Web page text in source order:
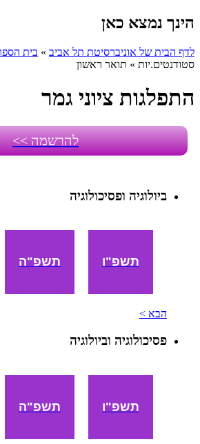
הינך נמצא כאן
לדף הבית של אוניברסיטת תל אביב » בית
סטודנטים.יות » תואר ראשון
התפלגות ציוני גמר
להרשמה >>
ביולוגיה ופסיכולוגיה
תשפ"ו תשפ"ה
הבא >
פסיכולוגיה וביולוגיה
תשפ"ו תשפ"ה